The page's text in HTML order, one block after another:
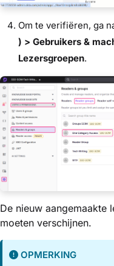
Om te verifiëren, ga
) > Gebruikers &
Lezersgroepen.
De nieuw aangemaakte
moeten verschijnen.
OPMERKING